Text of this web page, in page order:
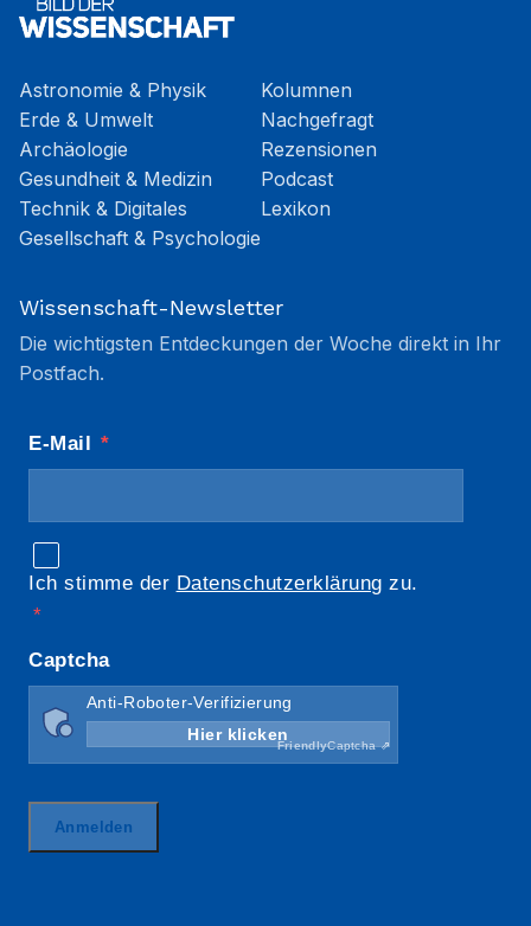
Astronomie & Physik
Erde & Umwelt
Archäologie
Gesundheit & Medizin
Technik & Digitales
Gesellschaft & Psychologie
Kolumnen
Nachgefragt
Rezensionen
Podcast
Lexikon
Wissenschaft-Newsletter
Die wichtigsten Entdeckungen der Woche direkt in Ihr
Postfach.